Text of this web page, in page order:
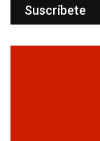
Suscríbete